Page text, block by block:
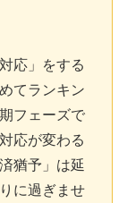
応」をする
てランキン
フェーズで
応が変わる
猶予」は延
に過ぎませ